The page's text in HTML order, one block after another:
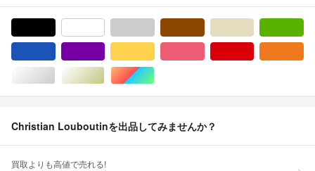
シルバー/銀色系ゴールド/金色系マルチカラー
Christian Louboutinを出品してみませんか？
買取よりも高値で売れる!